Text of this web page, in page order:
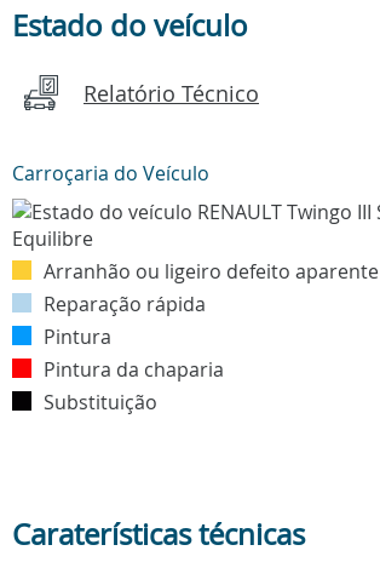
Estado do veículo
Relatório Técnico
Carroçaria do Veículo
Arranhão ou ligeiro defeito aparente
Reparação rápida
Pintura
Pintura da chaparia
Substituição
Caraterísticas técnicas